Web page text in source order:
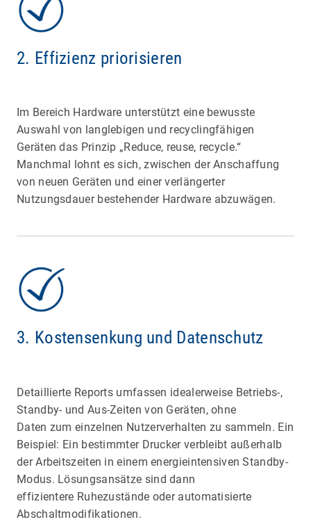
2. Effizienz priorisieren
Im Bereich Hardware unterstützt eine bewusste
Auswahl von langlebigen und recyclingfähigen
Geräten das Prinzip „Reduce, reuse, recycle.“
Manchmal lohnt es sich, zwischen der Anschaffung
von neuen Geräten und einer verlängerter
Nutzungsdauer bestehender Hardware abzuwägen.
3. Kostensenkung und Datenschutz
Detaillierte Reports umfassen idealerweise Betriebs-,
Standby- und Aus-Zeiten von Geräten, ohne
Daten zum einzelnen Nutzerverhalten zu sammeln. Ein
Beispiel: Ein bestimmter Drucker verbleibt außerhalb
der Arbeitszeiten in einem energieintensiven Standby-
Modus. Lösungsansätze sind dann
effizientere Ruhezustände oder automatisierte
Abschaltmodifikationen.